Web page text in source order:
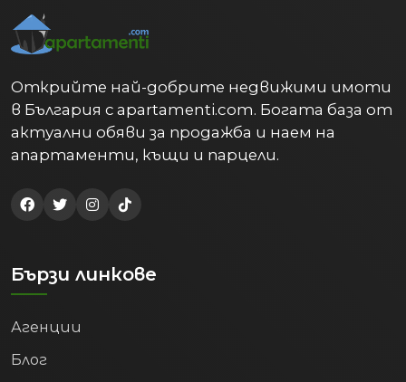
Открийте най-добрите недвижими имоти
в България с apartamenti.com. Богата база от
актуални обяви за продажба и наем на
апартаменти, къщи и парцели.
Бързи линкове
Агенции
Блог